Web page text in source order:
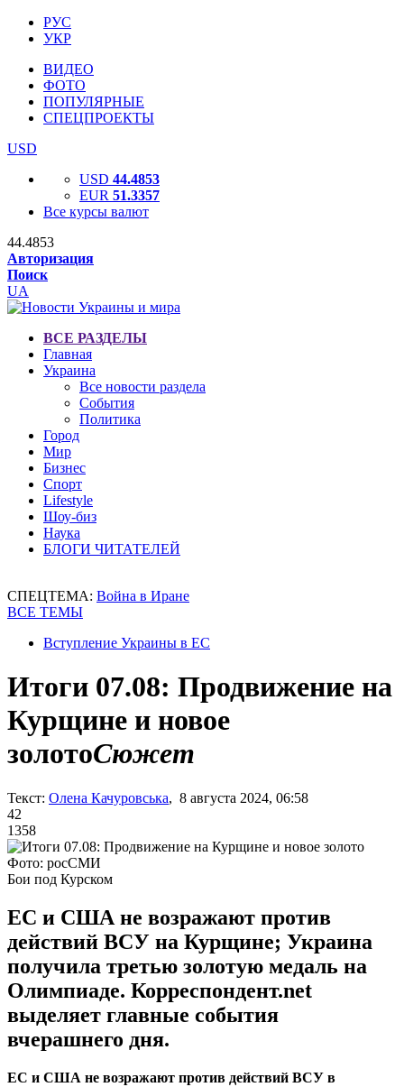
РУС
УКР
ВИДЕО
ФОТО
ПОПУЛЯРНЫЕ
СПЕЦПРОЕКТЫ
USD
USD 44.4853
EUR 51.3357
Все курсы валют
44.4853
Авторизация
Поиск
UA
ВСЕ РАЗДЕЛЫ
Главная
Украина
Все новости раздела
События
Политика
Город
Мир
Бизнес
Спорт
Lifestyle
Шоу-биз
Наука
БЛОГИ ЧИТАТЕЛЕЙ
СПЕЦТЕМА: Война в Иране
ВСЕ ТЕМЫ
Вступление Украины в ЕС
Итоги 07.08: Продвижение на
Курщине и новое
золотоСюжет
Текст: Олена Качуровська, 8 августа 2024, 06:58
42
1358
Фото: росСМИ
Бои под Курском
ЕС и США не возражают против
действий ВСУ на Курщине; Украина
получила третью золотую медаль на
Олимпиаде. Корреспондент.net
выделяет главные события
вчерашнего дня.
ЕС и США не возражают против действий ВСУ в